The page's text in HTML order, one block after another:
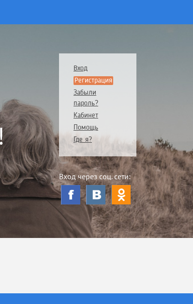
Вход
Регистрация
Забыли
пароль?
Кабинет
Помощь
Где я?
Вход через соц. сети: